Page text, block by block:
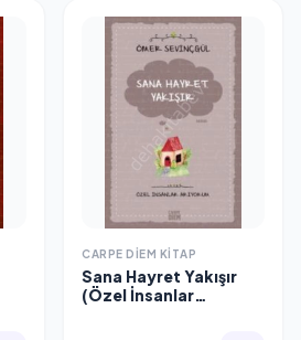
CARPE DIEM KITAP
Sana Hayret Yakışır
(Özel İnsanlar